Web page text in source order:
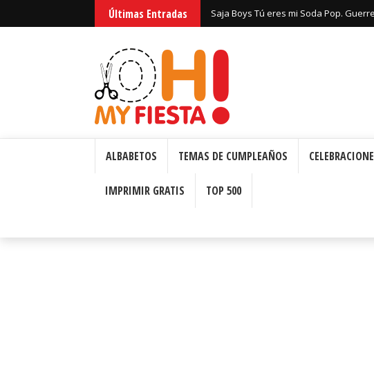
Últimas Entradas Huntrix Guerreras Kpop: Cajas con
ALBABETOS TEMAS DE CUMPLEAÑOS
IMPRIMIR GRATIS TOP 500